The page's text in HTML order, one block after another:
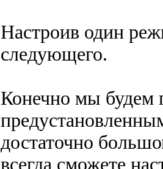
Настроив один
следующего.
Конечно мы будем
достаточно
всегда сможете